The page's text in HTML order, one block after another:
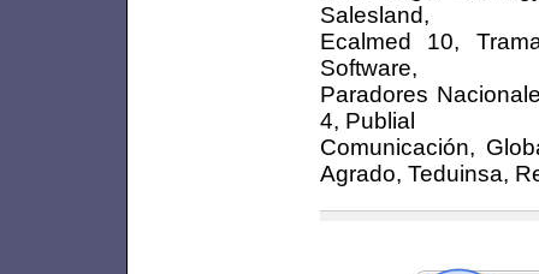
Salesland,
Ecalmed 10,
Software,
Paradores
4, Publial
Comunicación,
Agrado, Teduinsa,